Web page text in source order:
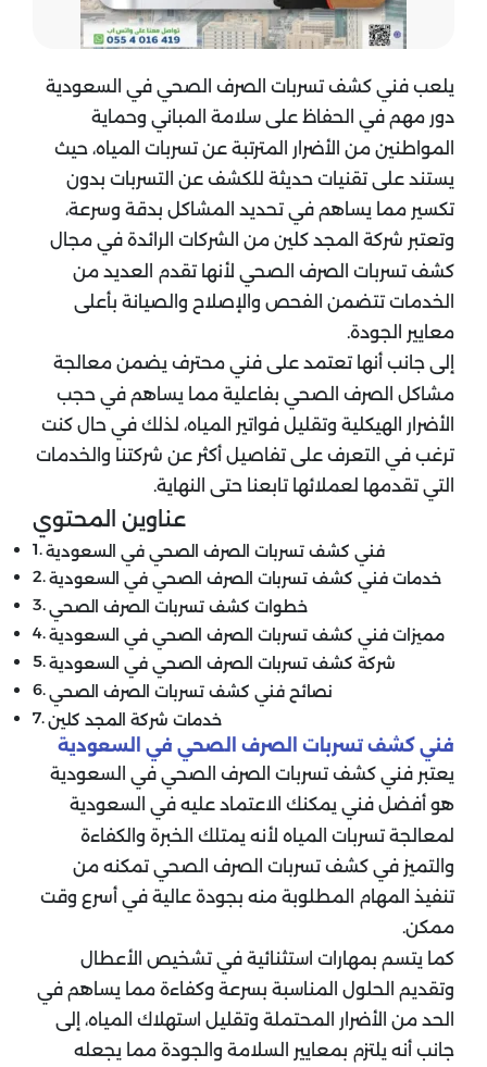
يلعب فني كشف تسربات الصرف الصحي في السعودية
دور مهم في الحفاظ على سلامة المباني وحماية
المواطنين من الأضرار المترتبة عن تسربات المياه، حيث
يستند على تقنيات حديثة للكشف عن التسربات بدون
تكسير مما يساهم في تحديد المشاكل بدقة وسرعة،
وتعتبر شركة المجد كلين من الشركات الرائدة في مجال
كشف تسربات الصرف الصحي لأنها تقدم العديد من
الخدمات تتضمن الفحص والإصلاح والصيانة بأعلى
معايير الجودة.
إلى جانب أنها تعتمد على فني محترف يضمن معالجة
مشاكل الصرف الصحي بفاعلية مما يساهم في حجب
الأضرار الهيكلية وتقليل فواتير المياه، لذلك في حال كنت
ترغب في التعرف على تفاصيل أكثر عن شركتنا والخدمات
التي تقدمها لعملائها تابعنا حتى النهاية.
عناوين المحتوي
فني كشف تسربات الصرف الصحي في السعودية
خدمات فني كشف تسربات الصرف الصحي في السعودية
خطوات كشف تسربات الصرف الصحي
مميزات فني كشف تسربات الصرف الصحي في السعودية
خدمات شركة المجد كلين
فني كشف تسربات الصرف الصحي في السعودية
يعتبر فني كشف تسربات الصرف الصحي في السعودية
هو أفضل فني يمكنك الاعتماد عليه في السعودية
لمعالجة تسربات المياه لأنه يمتلك الخبرة والكفاءة
والتميز في كشف تسربات الصرف الصحي تمكنه من
تنفيذ المهام المطلوبة منه بجودة عالية في أسرع وقت
ممكن.
كما يتسم بمهارات استثنائية في تشخيص الأعطال
وتقديم الحلول المناسبة بسرعة وكفاءة مما يساهم في
الحد من الأضرار المحتملة وتقليل استهلاك المياه، إلى
جانب أنه يلتزم بمعايير السلامة والجودة مما يجعله